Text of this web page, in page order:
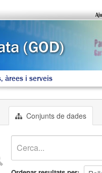
àrees i serveis
Conjunts de dades